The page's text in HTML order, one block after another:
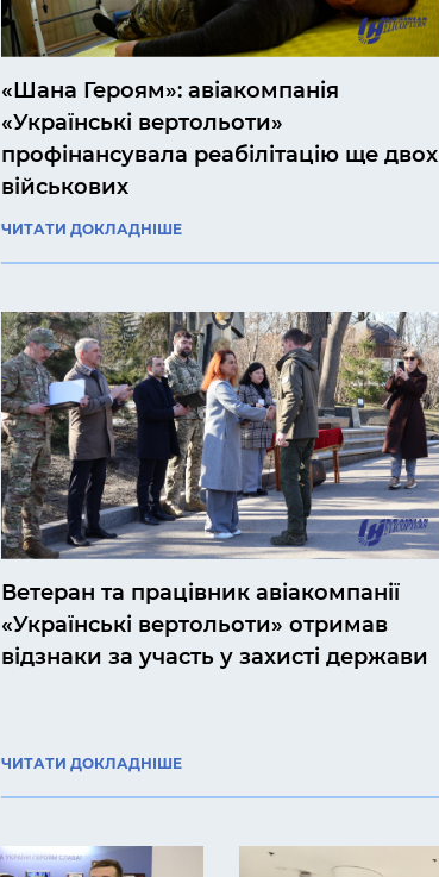
«Шана Героям»: авіакомпанія
«Українські вертольоти»
профінансувала реабілітацію ще двох
військових
ЧИТАТИ ДОКЛАДНІШЕ
Ветеран та працівник авіакомпанії
«Українські вертольоти» отримав
відзнаки за участь у захисті держави
ЧИТАТИ ДОКЛАДНІШЕ